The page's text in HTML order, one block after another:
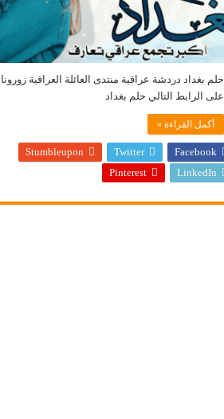
حلم بغداد دردشة عراقية منتدى العائلة العراقية زورونا
على الرابط التالي حلم بغداد
أكمل القراءة »
Facebook
Twitter
Stumbleupon
LinkedIn
Pinterest